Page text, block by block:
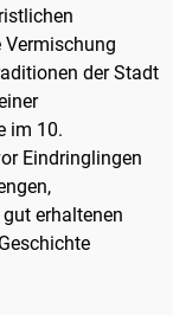
Vermischung
der Stadt
im 10.
Eindringlingen
erhaltenen